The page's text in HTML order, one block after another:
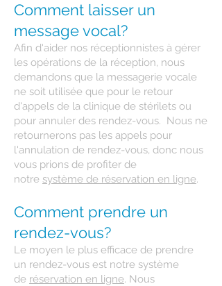
Comment laisser un
message vocal?
Afin d'aider nos réceptionnistes à gérer
les opérations de la réception, nous
demandons que la messagerie vocale
ne soit utilisée que pour le retour
d'appels de la clinique de stérilets ou
pour annuler des rendez-vous. Nous ne
retournerons pas les appels pour
l'annulation de rendez-vous, donc nous
vous prions de profiter de
notre système de réservation en ligne.
Comment prendre un
rendez-vous?
Le moyen le plus efficace de prendre
un rendez-vous est notre système
de réservation en ligne. Nous